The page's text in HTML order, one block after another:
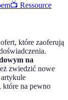
📺 Ressource
które zaoferują
na
zwiedzić nowe
na pewno